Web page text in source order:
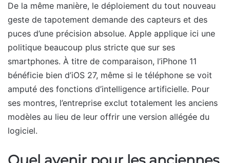
De la même manière, le déploiement du tout nouveau
geste de tapotement demande des capteurs et des
puces d’une précision absolue. Apple applique ici une
politique beaucoup plus stricte que sur ses
smartphones. À titre de comparaison, l’iPhone 11
bénéficie bien d’iOS 27, même si le téléphone se voit
amputé des fonctions d’intelligence artificielle. Pour
ses montres, l’entreprise exclut totalement les anciens
modèles au lieu de leur offrir une version allégée du
logiciel.